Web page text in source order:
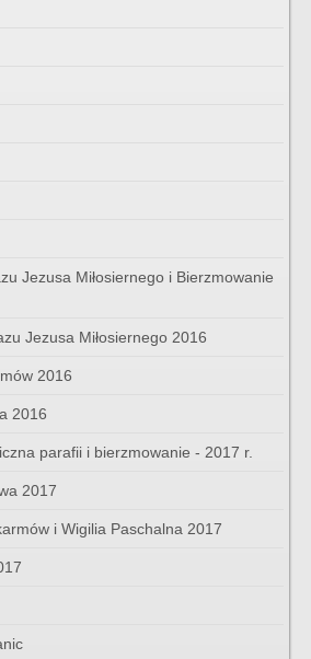
Jezusa Miłosiernego i Bierzmowanie
Jezusa Miłosiernego 2016
2016
2016
parafii i bierzmowanie - 2017 r.
2017
i Wigilia Paschalna 2017